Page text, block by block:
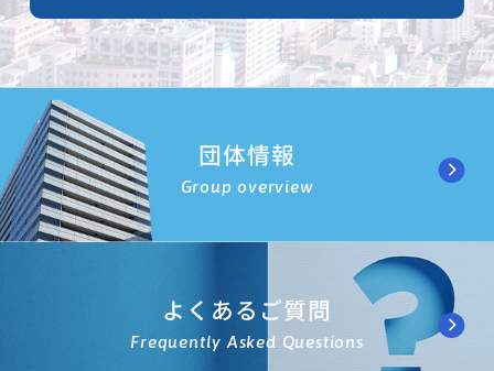
団体情報
Group overview
よくあるご質問
Frequently Asked Questions